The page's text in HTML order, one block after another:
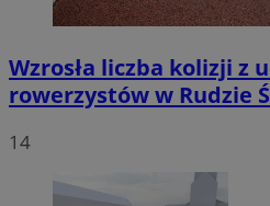
Wzrosła liczba kolizji z
rowerzystów w Rudzie
14